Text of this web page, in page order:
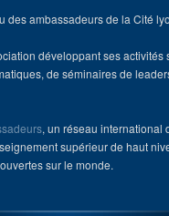
des ambassadeurs de la Cité
développant ses activités
de séminaires de
, un réseau international
supérieur de haut
sur le monde.